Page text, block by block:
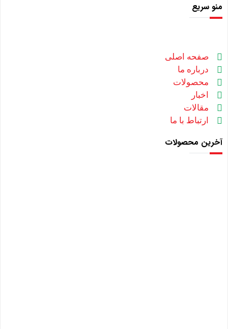
منو سریع
صفحه اصلی
درباره ما
محصولات
اخبار
مقالات
ارتباط با ما
آخرین محصولات